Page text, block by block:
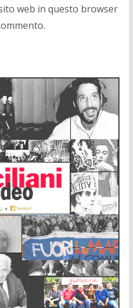
web in questo browser